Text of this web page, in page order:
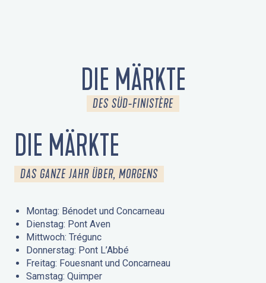
DIE MÄRKTE
DES SÜD-FINISTÈRE
DIE MÄRKTE
DAS GANZE JAHR ÜBER, MORGENS
Montag: Bénodet und Concarneau
Dienstag: Pont Aven
Mittwoch: Trégunc
Donnerstag: Pont L’Abbé
Freitag: Fouesnant und Concarneau
Samstag: Quimper